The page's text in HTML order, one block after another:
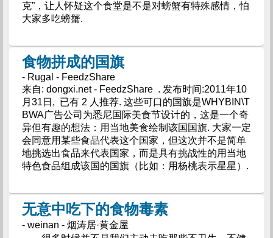
克”，让人怀疑这个食堂是不是对螃蟹有特殊感情，怕
大家多吃螃蟹.
食物拼成的国旗
- Rugal - FeedzShare
来自: dongxi.net - FeedzShare . 发布时间:2011年10
月31日, 已有 2 人推荐. 这些可口的国旗是WHYBIN\T
BWA广告公司为悉尼国际美食节设计的，这是一个奇
异但有趣的想法：用当地美食绘制该国国旗. 大家一定
会同意用某些食品代表这个国家，但这次并不是简单
地挑选出食品来代表国家，而是具有挑战性的用当地
特色食品组成该国的国旗（比如：用杨桃表示星星）.
无意中吃下的食物毒素
- weinan - 烟涛居·黄金屋